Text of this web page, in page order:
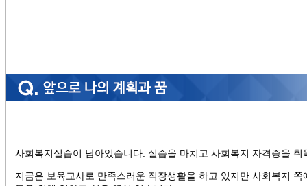
사회복지실습이 남아있습니다. 실습을 마치고 사회복지 자격증을 취
지금은 보육교사로 만족스러운 직장생활을 하고 있지만 사회복지